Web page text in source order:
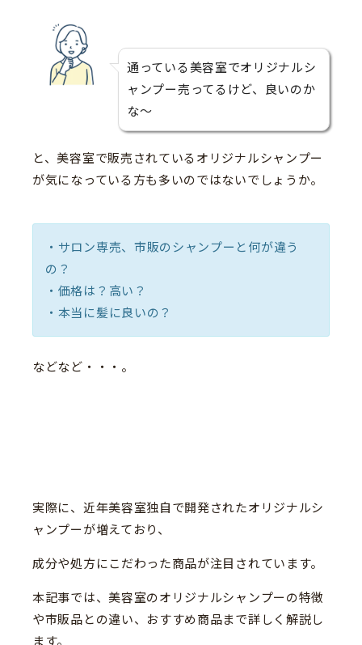
通っている美容室でオリジナルシ
ャンプー売ってるけど、良いのか
な〜
と、美容室で販売されているオリジナルシャンプー
が気になっている方も多いのではないでしょうか。
・サロン専売、市販のシャンプーと何が違う
の？
・価格は？高い？
・本当に髪に良いの？
などなど・・・。
実際に、近年美容室独自で開発されたオリジナルシ
ャンプーが増えており、
成分や処方にこだわった商品が注目されています。
本記事では、美容室のオリジナルシャンプーの特徴
や市販品との違い、おすすめ商品まで詳しく解説し
ます。